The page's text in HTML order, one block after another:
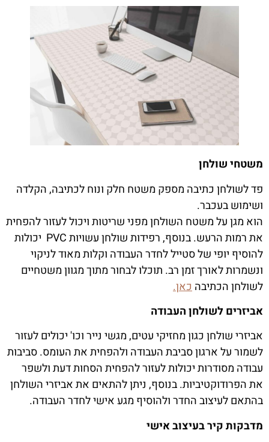
משטחי שולחן
פד לשולחן כתיבה מספק משטח חלק ונוח לכתיבה, הקלדה
ושימוש בעכבר.
הוא מגן על משטח השולחן מפני שריטות ויכול לעזור להפחית
את רמות הרעש. בנוסף, רפידות שולחן עשויות PVC יכולות
להוסיף יופי של סטייל לחדר העבודה וקלות מאוד לניקוי
ונשמרות לאורך זמן רב. תוכלו לבחור מתוך מגוון משטחיים
לשולחן הכתיבהכאן.
אביזרים לשולחן העבודה
אביזרי שולחן כגון מחזיקי עטים, מגשי נייר וכו' יכולים לעזור
לשמור על ארגון סביבת העבודה ולהפחית את העומס. סביבות
עבודה מסודרות יכולות לעזור להפחית הסחות דעת ולשפר
את הפרודוקטיביות. בנוסף, ניתן להתאים את אביזרי השולחן
בהתאם לעיצוב החדר ולהוסיף מגע אישי לחדר העבודה.
מדבקות קיר בעיצוב אישי